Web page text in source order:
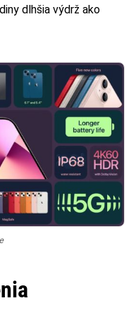
dlhšia výdrž ako